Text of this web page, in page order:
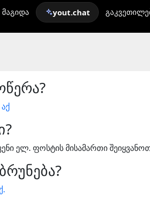
მაგიდა yout.chat
ელ. ფოსტის მისამართი